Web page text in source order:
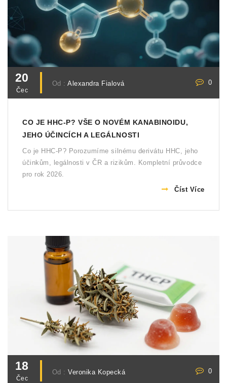
20
Čec
Od :Alexandra Fialová 0
CO JE HHC-P? VŠE O NOVÉM KANABINOIDU,
JEHO ÚČINCÍCH A LEGÁLNOSTI
Co je HHC-P? Porozumíme silnému derivátu HHC, jeho
účinkům, legálnosti v ČR a rizikům. Kompletní průvodce
pro rok 2026.
Číst Více
18
Čec
Od :Veronika Kopecká 0